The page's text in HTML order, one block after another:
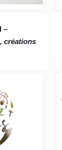
–
créations